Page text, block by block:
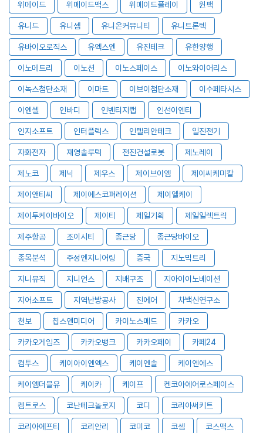
위메이드 위메이드맥스 위메이드플레이 윈팩
유니드 유니셈 유니온커뮤니티 유니트론텍
유바이오로직스 유엑스엔 유진테크 유한양행
이노메트리 이노션 이노스페이스 이노와이어리스
이녹스첨단소재 이마트 이브이첨단소재 이수페타시스
이엔셀 인바디 인벤티지랩 인선이엔티
인지소프트 인터플렉스 인텔리안테크 일진전기
자화전자 재영솔루텍 전진건설로봇 제노레이
제노코 제닉 제우스 제이브이엠 제이씨케미칼
제이앤티씨 제이에스코퍼레이션 제이엘케이
제이투케이바이오 제이티 제일기획 제일일렉트릭
제주항공 조이시티 종근당 종근당바이오
종목분석 주성엔지니어링 중국 지노믹트리
지니뮤직 지니언스 지배구조 지아이이노베이션
지어소프트 지역난방공사 진에어 차백신연구소
천보 칩스앤미디어 카이노스메드 카카오
카카오게임즈 카카오뱅크 카카오페이 카페24
컴투스 케이아이엔엑스 케이엔솔 케이엔에스
케이엠더블유 케이카 케이프 켄코아에어로스페이스
켐트로스 코난테크놀로지 코디 코리아써키트
코리아에프티 코리안리 코미코 코셈 코스맥스